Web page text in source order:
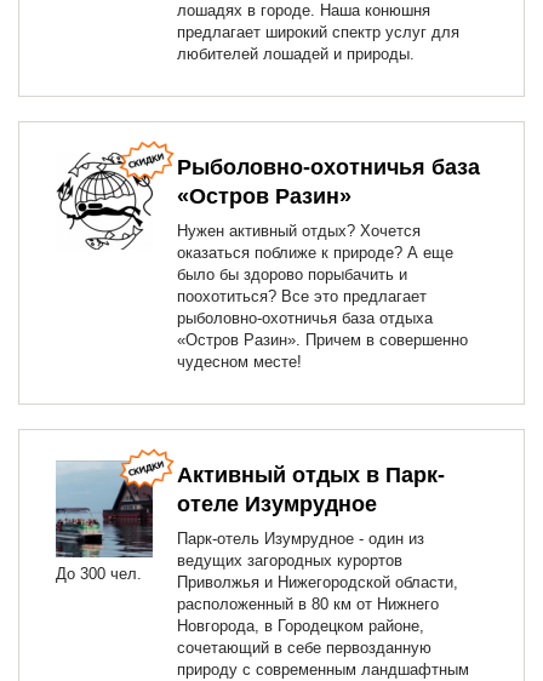
лошадях в городе. Наша конюшня
предлагает широкий спектр услуг для
любителей лошадей и природы.
Рыболовно-охотничья база
«Остров Разин»
Нужен активный отдых? Хочется
оказаться поближе к природе? А еще
было бы здорово порыбачить и
поохотиться? Все это предлагает
рыболовно-охотничья база отдыха
«Остров Разин». Причем в совершенно
чудесном месте!
До 300 чел.
Активный отдых в Парк-
отеле Изумрудное
Парк-отель Изумрудное - один из
ведущих загородных курортов
Приволжья и Нижегородской области,
расположенный в 80 км от Нижнего
Новгорода, в Городецком районе,
сочетающий в себе первозданную
природу с современным ландшафтным